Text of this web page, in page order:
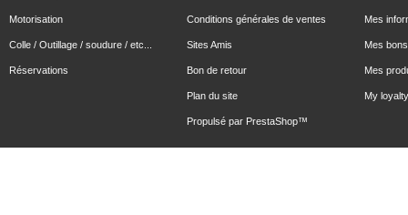
Motorisation
Colle / Outillage / soudure / etc...
Réservations
Conditions générales de ventes
Sites Amis
Bon de retour
Plan du site
Propulsé par PrestaShop™
Mes
Mes
Mes
My